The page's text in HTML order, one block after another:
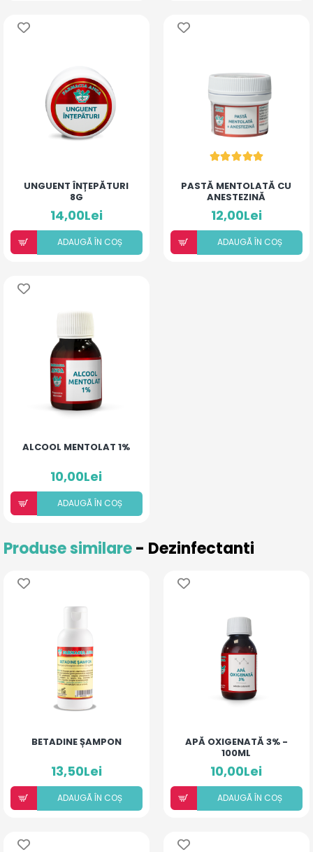
UNGUENT ÎNȚEPĂTURI
8G
14,00Lei
ADAUGÃ ÎN COȘ
PASTĂ MENTOLATĂ CU
ANESTEZINĂ
12,00Lei
ADAUGÃ ÎN COȘ
ALCOOL MENTOLAT 1%
10,00Lei
ADAUGÃ ÎN COȘ
Produse similare- Dezinfectanti
BETADINE ȘAMPON
13,50Lei
ADAUGÃ ÎN COȘ
APĂ OXIGENATĂ 3% -
100ML
10,00Lei
ADAUGÃ ÎN COȘ